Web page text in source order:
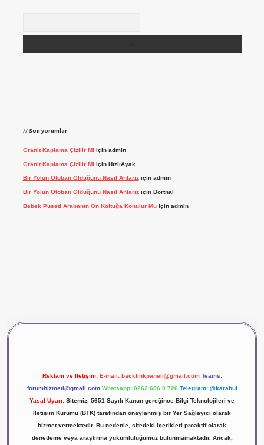
Son yorumlar
Granit Kaplama Çizilir Mi için admin
Granit Kaplama Çizilir Mi için HızlıAyak
Bir Yolun Otoban Olduğunu Nasıl Anlarıziçin admin
Bir Yolun Otoban Olduğunu Nasıl Anlarıziçin Dörtnal
Bebek Puseti Arabanın Ön Koltuğa Konulur Muiçin admin
Reklam ve İletişim: E-mail: backlinkpaneli@gmail.com Teams:
forumhizmeti@gmail.com Whatsapp: 0262 606 0 726 Telegram: @karabul
Yasal Uyarı: Sitemiz, 5651 Sayılı Kanun gereğince Bilgi Teknolojileri ve
İletişim Kurumu (BTK) tarafından onaylanmış bir Yer Sağlayıcı olarak
hizmet vermektedir. Bu nedenle, sitedeki içerikleri proaktif olarak
denetleme veya araştırma yükümlülüğümüz bulunmamaktadır. Ancak,